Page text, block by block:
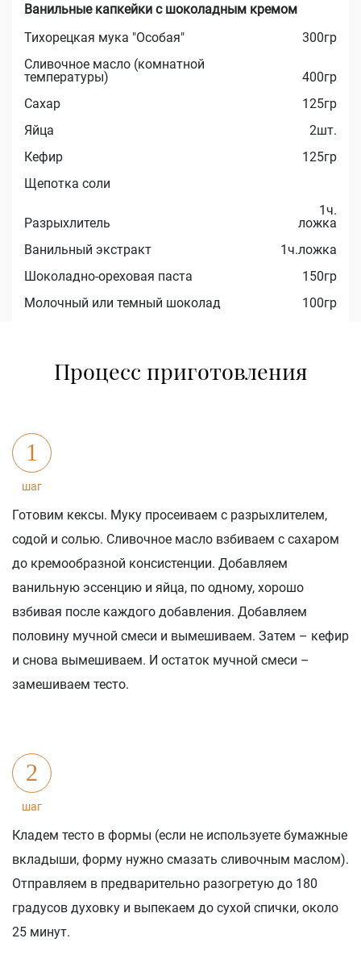
Ванильные капкейки с шоколадным кремом
Тихорецкая мука "Особая"
300гр
Сливочное масло (комнатной
температуры)
400гр
Сахар
125гр
Яйца
2шт.
Кефир
125гр
Щепотка соли
Разрыхлитель
1ч.
ложка
Ванильный экстракт
1ч.ложка
Шоколадно-ореховая паста
150гр
Молочный или темный шоколад
100гр
Процесс приготовления
1
шаг
Готовим кексы. Муку просеиваем с разрыхлителем,
содой и солью. Сливочное масло взбиваем с сахаром
до кремообразной консистенции. Добавляем
ванильную эссенцию и яйца, по одному, хорошо
взбивая после каждого добавления. Добавляем
половину мучной смеси и вымешиваем. Затем – кефир
и снова вымешиваем. И остаток мучной смеси –
замешиваем тесто.
2
шаг
Кладем тесто в формы (если не используете бумажные
вкладыши, форму нужно смазать сливочным маслом).
Отправляем в предварительно разогретую до 180
градусов духовку и выпекаем до сухой спички, около
25 минут.